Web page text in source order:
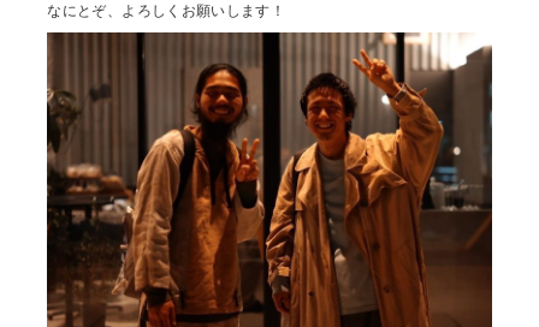
なにとぞ、よろしくお願いします！